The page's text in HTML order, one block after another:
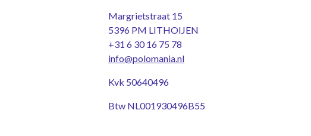
Margrietstraat 15
5396 PM LITHOIJEN
+31 6 30 16 75 78
info@polomania.nl
Kvk 50640496
Btw NL001930496B55